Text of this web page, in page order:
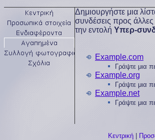
Δημιουργήστε μια
συνδέσεις προς άλλες
την εντολή Υπερ-
Example.com
Γράψτε μια
Example.org
Γράψτε μια
Example.net
Γράψτε μια
Κεντρική|